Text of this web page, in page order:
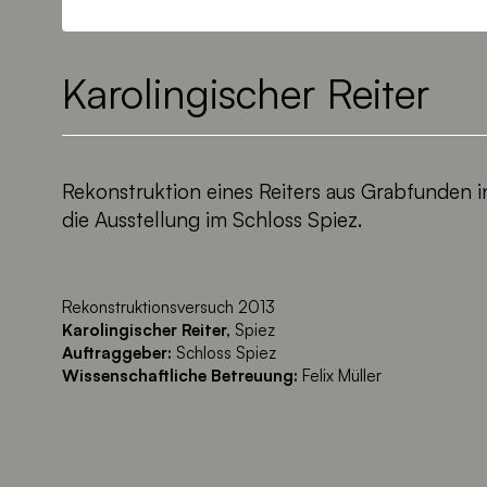
Karolingischer Reiter
Rekonstruktion eines Reiters aus Grabfunden
die Ausstellung im Schloss Spiez.
Rekonstruktionsversuch 2013
Karolingischer Reiter, Spiez
Auftraggeber: Schloss Spiez
Wissenschaftliche Betreuung: Felix Müller